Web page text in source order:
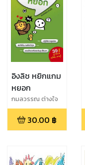
อิงลิช หยิกแกม
หยอก
กมลวรรณ ต่างใจ
30.00 ฿